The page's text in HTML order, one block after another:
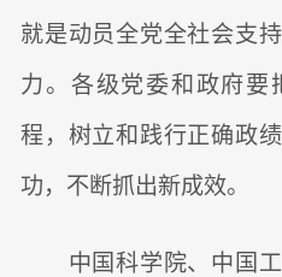
就是动员全党全社会支
力。各级党委和政府要
程，树立和践行正确政
功，不断抓出新成效。
中国科学院、中国工